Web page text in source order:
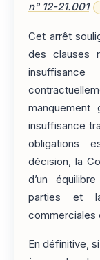
n° 12-21.001
Cet arrêt
des clauses
insuffisance
obligations
décision, la
d’un
parties et
commerciales
En définitive,